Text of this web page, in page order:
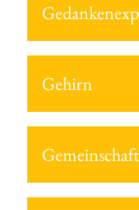
Gehirn
Gemeinschaft